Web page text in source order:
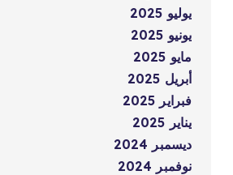
يوليو 2025
يونيو 2025
مايو 2025
أبريل 2025
فبراير 2025
يناير 2025
ديسمبر 2024
نوفمبر 2024